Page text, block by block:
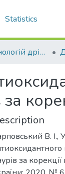
Statistics
Кафедра технологій дрібного тваринництва
за
В.
за